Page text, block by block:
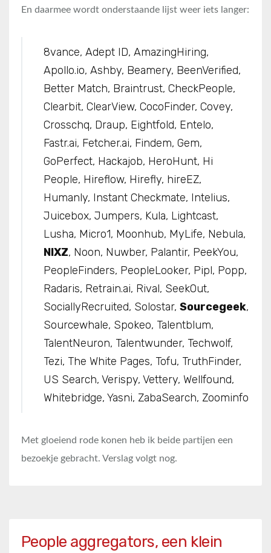
En daarmee wordt onderstaande lijst weer iets langer:
8vance, Adept ID, AmazingHiring,
Apollo.io, Ashby, Beamery, BeenVerified,
Better Match, Braintrust, CheckPeople,
Clearbit, ClearView, CocoFinder, Covey,
Crosschq, Draup, Eightfold, Entelo,
Fastr.ai, Fetcher.ai, Findem, Gem,
GoPerfect, Hackajob, HeroHunt, Hi
People, Hireflow, Hirefly, hireEZ,
Humanly, Instant Checkmate, Intelius,
Juicebox, Jumpers, Kula, Lightcast,
Lusha, Micro1, Moonhub, MyLife, Nebula,
NIXZ, Noon, Nuwber, Palantir, PeekYou,
PeopleFinders, PeopleLooker, Pipl, Popp,
Radaris, Retrain.ai, Rival, SeekOut,
SociallyRecruited, Solostar, Sourcegeek,
Sourcewhale, Spokeo, Talentblum,
TalentNeuron, Talentwunder, Techwolf,
Tezi, The White Pages, Tofu, TruthFinder,
US Search, Verispy, Vettery, Wellfound,
Whitebridge, Yasni, ZabaSearch, Zoominfo
Met gloeiend rode konen heb ik beide partijen een
bezoekje gebracht. Verslag volgt nog.
People aggregators, een klein